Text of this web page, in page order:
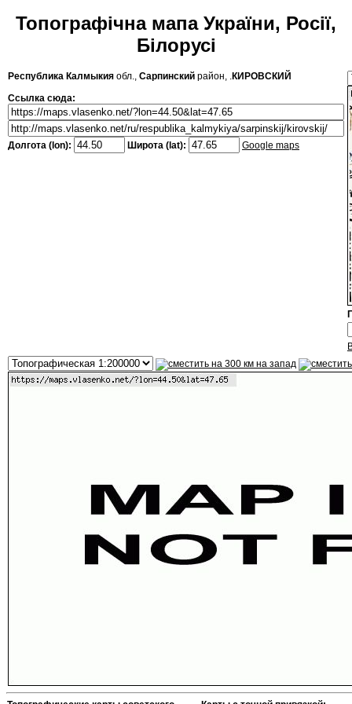
Топографічна мапа України, Росії,
Білорусі
Республика Калмыкия обл., Сарпинский район, .КИРОВСКИЙ
Ссылка сюда:
Долгота (lon): Широта (lat): Google maps